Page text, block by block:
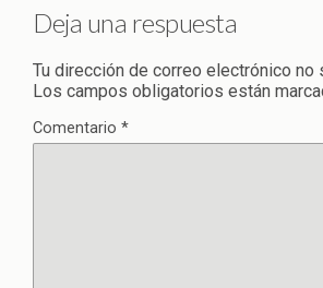
Deja una respuesta
Tu dirección de correo electrónico no
Los campos obligatorios están
Comentario *